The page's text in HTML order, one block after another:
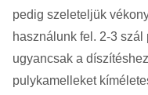
pedig szeleteljük
használunk fel. 2-3
ugyancsak a
pulykamelleket